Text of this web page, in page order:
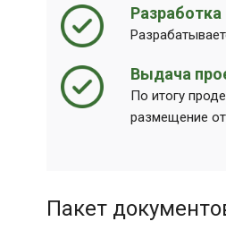
Разработка
Выдача
По итогу
размещение
Пакет